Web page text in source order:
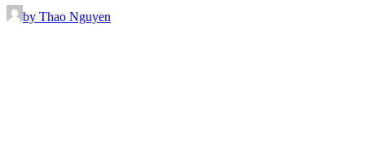
by Thao Nguyen